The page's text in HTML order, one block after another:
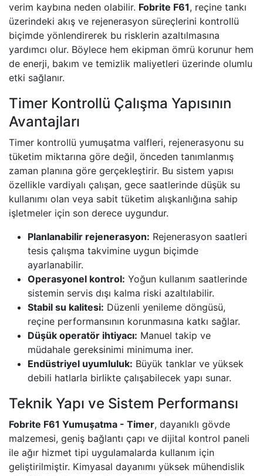
verim kaybına neden olabilir. Fobrite F61, reçine tankı
üzerindeki akış ve rejenerasyon süreçlerini kontrollü
biçimde yönlendirerek bu risklerin azaltılmasına
yardımcı olur. Böylece hem ekipman ömrü korunur hem
de enerji, bakım ve temizlik maliyetleri üzerinde olumlu
etki sağlanır.
Timer Kontrollü Çalışma Yapısının
Avantajları
Timer kontrollü yumuşatma valfleri, rejenerasyonu su
tüketim miktarına göre değil, önceden tanımlanmış
zaman planına göre gerçekleştirir. Bu sistem yapısı
özellikle vardiyalı çalışan, gece saatlerinde düşük su
kullanımı olan veya sabit tüketim alışkanlığına sahip
işletmeler için son derece uygundur.
Planlanabilir rejenerasyon: Rejenerasyon saatleri
tesis çalışma takvimine uygun biçimde
ayarlanabilir.
Operasyonel kontrol: Yoğun kullanım saatlerinde
sistemin servis dışı kalma riski azaltılabilir.
Stabil su kalitesi: Düzenli yenileme döngüsü,
reçine performansının korunmasına katkı sağlar.
Düşük operatör ihtiyacı: Manuel takip ve
müdahale gereksinimi minimuma iner.
Endüstriyel uyumluluk: Büyük tanklar ve yüksek
debili hatlarla birlikte çalışabilecek yapı sunar.
Teknik Yapı ve Sistem Performansı
Fobrite F61 Yumuşatma - Timer, dayanıklı gövde
malzemesi, geniş bağlantı çapı ve dijital kontrol paneli
ile ağır hizmet tipi uygulamalarda kullanım için
geliştirilmiştir. Kimyasal dayanımı yüksek mühendislik